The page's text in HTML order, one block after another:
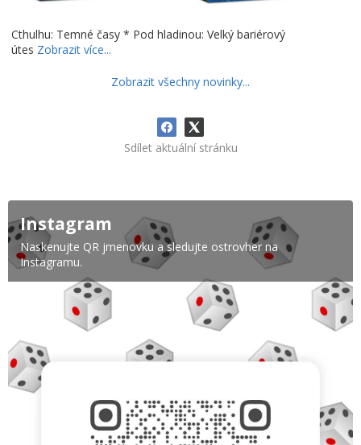
Cthulhu: Temné časy * Pod hladinou: Velký bariérový
útes Zobrazit více...
Zobrazit všechny novinky...
Sdílet aktuální stránku
Instagram
Naskenujte QR jmenovku a sledujte ostrovher na
Instagramu.